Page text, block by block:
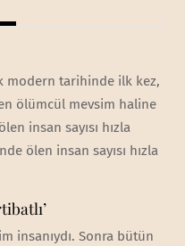
modern tarihinde ilk kez,
ölümcül mevsim haline
insan sayısı hızla
ölen insan sayısı hızla
insanıydı. Sonra bütün